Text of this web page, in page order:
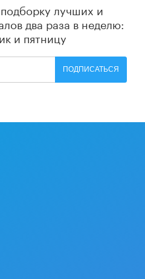
лучших и
два раза в неделю:
и пятницу
ПОДПИСАТЬСЯ